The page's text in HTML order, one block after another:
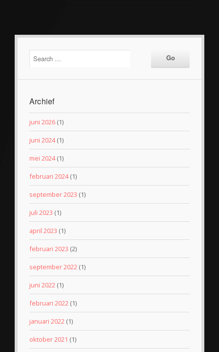
Archief
juni 2026 (1)
juni 2024(1)
mei 2024(1)
februari 2024(1)
september 2023 (1)
juli 2023 (1)
april 2023 (1)
februari 2023 (2)
september 2022 (1)
juni 2022 (1)
februari 2022 (1)
januari 2022 (1)
oktober 2021 (1)